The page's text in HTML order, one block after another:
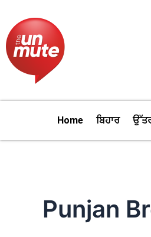
content
Home ਬਿਹਾਰ
Punjan